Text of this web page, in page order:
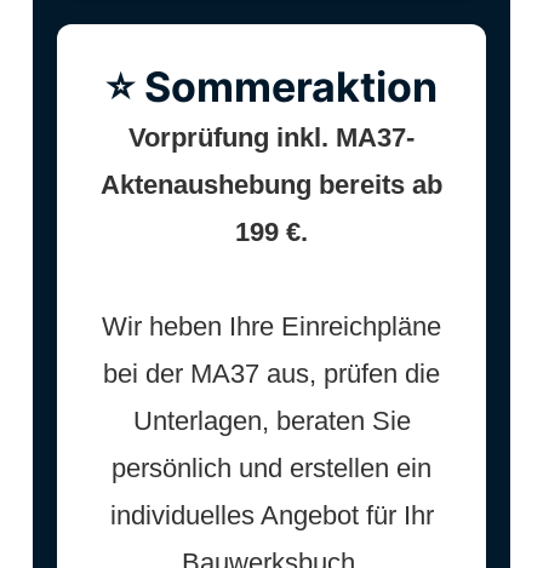
⭐ Sommeraktion
Vorprüfung inkl. MA37-
Aktenaushebung bereits ab
199 €.
Wir heben Ihre Einreichpläne
bei der MA37 aus, prüfen die
Unterlagen, beraten Sie
persönlich und erstellen ein
individuelles Angebot für Ihr